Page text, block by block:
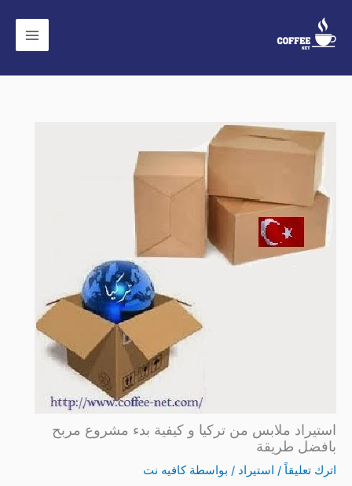
المحتوى
استيراد ملابس من تركيا و كيفية بدء مشروع مربح
بافضل طريقة
اترك تعليقاً / استيراد / بواسطة كافيه نت